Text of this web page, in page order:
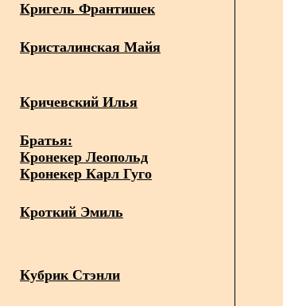
Кригель Франтишек
Кристалинская Майя
Кричевский Илья
Братья:
Кронекер Леопольд
Кронекер Карл Гуго
Кроткий Эмиль
Кубрик Стэнли